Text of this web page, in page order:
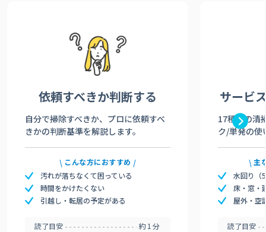
依頼すべきか判断する
自分で掃除すべきか、プロに依頼すべ
きかの判断基準を解説します。
こんな方におすすめ
汚れが落ちなくて困っている
時間をかけたくない
引越し・転居の予定がある
読了目安 約1分
サービ
17種類の清
ク/単発の使
主
水回り（
床・窓・
屋外・空
読了目安